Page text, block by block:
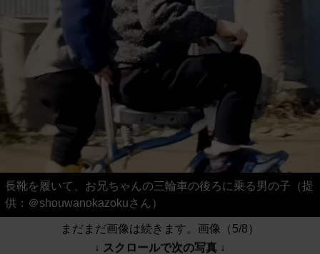
長靴を履いて、お兄ちゃんの三輪車の後ろに乗る男の子（提
供：＠shouwanokazokuさん）
まだまだ画像は続きます。画像（5/8）
↓ スクロールで次の写真 ↓